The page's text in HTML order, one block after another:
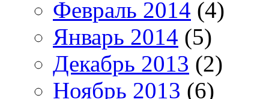
Февраль 2014 (4)
Январь 2014 (5)
Декабрь 2013 (2)
Ноябрь 2013 (6)